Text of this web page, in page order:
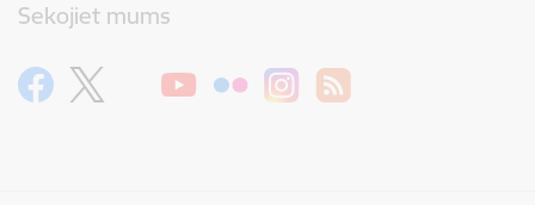
Sekojiet mums